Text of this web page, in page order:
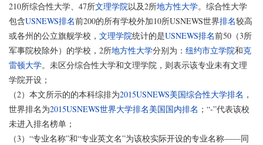
210所综合性大学、47所文理学院以及2所地方性大学。综合性大学
包含USNEWS排名前200的所有学校外加10所USNEWS世界排名较高
或各州的公立旗舰学校， 文理学院统计的是USNEWS排名前50（3所
军事院校除外）的学校，2所地方性大学分别为： 纽约市立学院和克
雷顿大学。未区分综合性大学和文理学院，则表示该专业未有文理
学院开设；
（2）本文所示的的本科综排为2015USNEWS美国综合性大学排名 ，
世界排名为2015USNEWS世界大学排名美国国内排名 ；“-”代表该校
未进入排名榜单；
（3）“专业名称”和“专业英文名”为该校实际开设的专业名称——同